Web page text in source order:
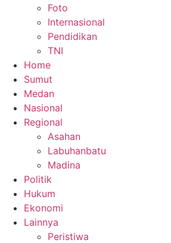
Foto
Internasional
Pendidikan
TNI
Home
Sumut
Medan
Nasional
Regional
Asahan
Labuhanbatu
Madina
Politik
Hukum
Ekonomi
Lainnya
Peristiwa